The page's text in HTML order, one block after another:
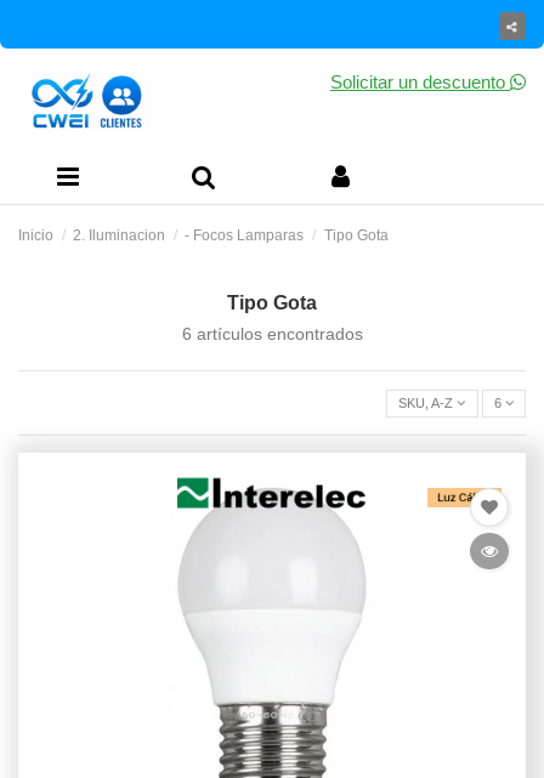
Solicitar un descuento
Inicio 2. Iluminacion - Focos Lamparas Tipo Gota
Tipo Gota
6 artículos encontrados
SKU,